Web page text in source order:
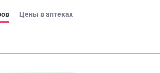
Цены в аптеках